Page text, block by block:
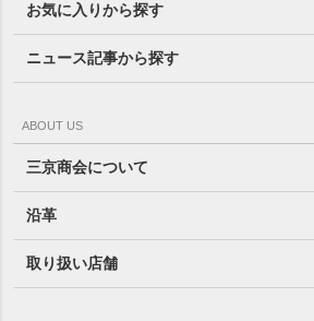
お気に入りから探す
ニュース記事から探す
ABOUT US
三京商会について
沿革
取り扱い店舗